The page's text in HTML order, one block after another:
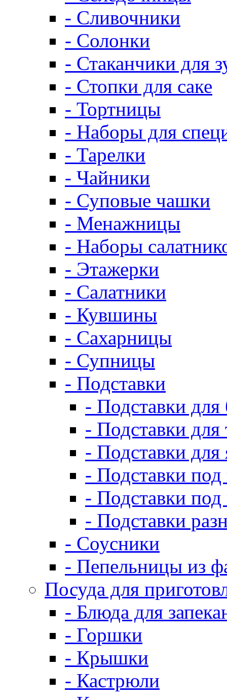
- Сливочники
- Солонки
- Стаканчики для
- Стопки для саке
- Тортницы
- Наборы для
- Тарелки
- Чайники
- Суповые чашки
- Менажницы
- Наборы
- Этажерки
- Салатники
- Кувшины
- Сахарницы
- Супницы
- Подставки
- Подставки
- Подставки для
- Подставки для
- Подставки
- Подставки под
- Подставки
- Соусники
- Пепельницы из
Посуда для
- Блюда для
- Горшки
- Крышки
- Кастрюли